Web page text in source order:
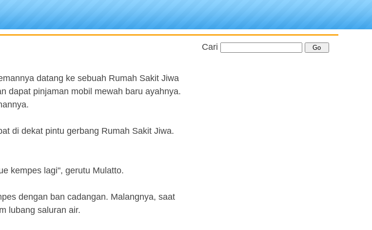
datang ke sebuah Rumah Sakit Jiwa
dapat pinjaman mobil mewah baru ayahnya.
di dekat pintu gerbang Rumah Sakit Jiwa.
kempes lagi", gerutu Mulatto.
dengan ban cadangan. Malangnya, saat
lubang saluran air.
Cari